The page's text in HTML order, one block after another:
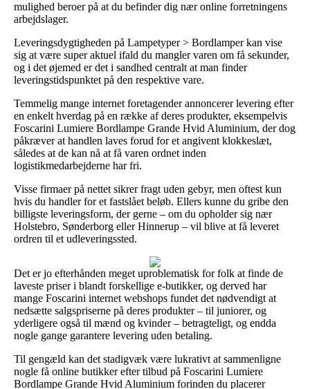
mulighed beroer på at du befinder dig nær online forretningens
arbejdslager.
Leveringsdygtigheden på Lampetyper > Bordlamper kan vise
sig at være super aktuel ifald du mangler varen om få sekunder,
og i det øjemed er det i sandhed centralt at man finder
leveringstidspunktet på den respektive vare.
Temmelig mange internet foretagender annoncerer levering efter
en enkelt hverdag på en række af deres produkter, eksempelvis
Foscarini Lumiere Bordlampe Grande Hvid Aluminium, der dog
påkræver at handlen laves forud for et angivent klokkeslæt,
således at de kan nå at få varen ordnet inden
logistikmedarbejderne har fri.
Visse firmaer på nettet sikrer fragt uden gebyr, men oftest kun
hvis du handler for et fastslået beløb. Ellers kunne du gribe den
billigste leveringsform, der gerne – om du opholder sig nær
Holstebro, Sønderborg eller Hinnerup – vil blive at få leveret
ordren til et udleveringssted.
Det er jo efterhånden meget uproblematisk for folk at finde de
laveste priser i blandt forskellige e-butikker, og derved har
mange Foscarini internet webshops fundet det nødvendigt at
nedsætte salgspriserne på deres produkter – til juniorer, og
yderligere også til mænd og kvinder – betragteligt, og endda
nogle gange garantere levering uden betaling.
Til gengæld kan det stadigvæk være lukrativt at sammenligne
nogle få online butikker efter tilbud på Foscarini Lumiere
Bordlampe Grande Hvid Aluminium forinden du placerer